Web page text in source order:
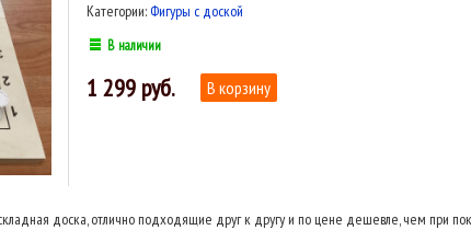
Категории: Фигуры с доской
В наличии
1 299
доска, отлично подходящие друг к другу и по цене дешевле, чем при